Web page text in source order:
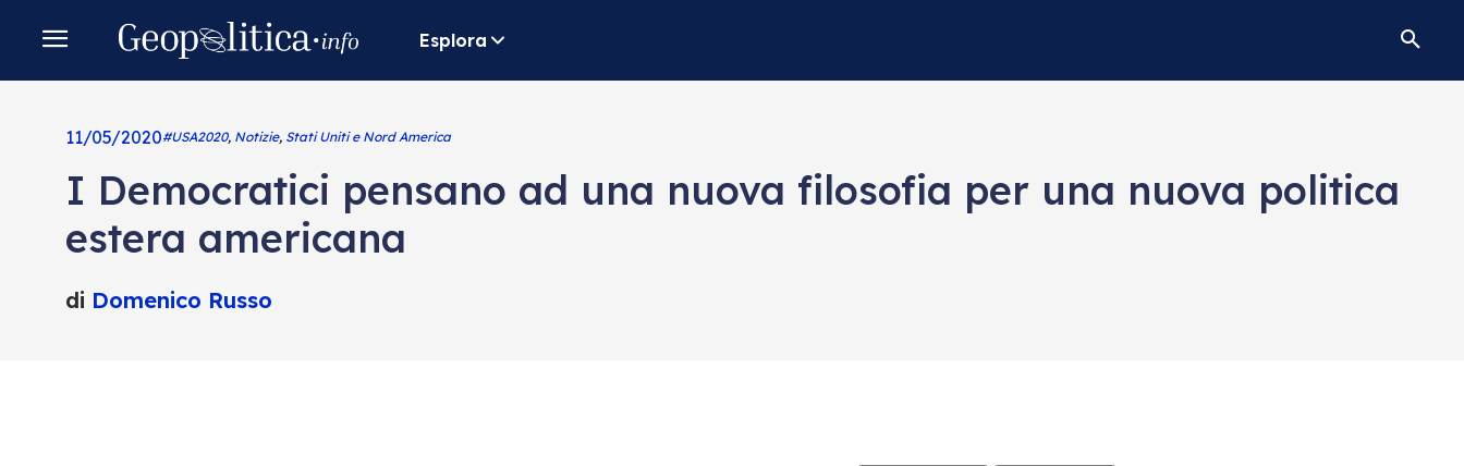
Esplora
11/05/2020#USA2020, Notizie, Stati Uniti e Nord America
I Democratici pensano ad una nuova filosofia per una nuova politica
estera americana
di Domenico Russo